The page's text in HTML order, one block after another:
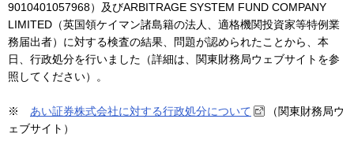
9010401057968）及びARBITRAGE SYSTEM FUND COMPANY
LIMITED（英国領ケイマン諸島籍の法人、適格機関投資家等特例業
務届出者）に対する検査の結果、問題が認められたことから、本
日、行政処分を行いました（詳細は、関東財務局ウェブサイトを参
照してください）。
※ あい証券株式会社に対する行政処分について
（関東財務局ウ
ェブサイト）